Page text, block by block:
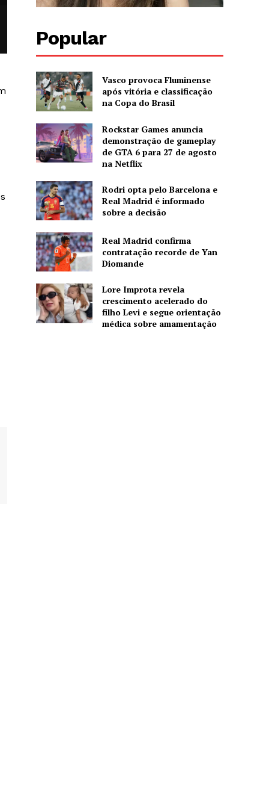
Popular
Vasco provoca Fluminense
após vitória e classificação
na Copa do Brasil
Rockstar Games anuncia
demonstração de gameplay
de GTA 6 para 27 de agosto
na Netflix
Rodri opta pelo Barcelona e
Real Madrid é informado
sobre a decisão
Real Madrid confirma
contratação recorde de Yan
Diomande
Lore Improta revela
crescimento acelerado do
filho Levi e segue orientação
médica sobre amamentação